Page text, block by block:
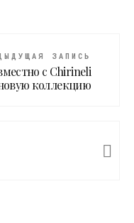
ЗАПИСЬ
с Chirineli
коллекцию